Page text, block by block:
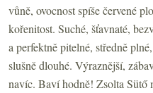
vůně, ovocnost spíše červené
kořenitost. Suché, šťavnaté,
a perfektně pitelné, středně
slušně dlouhé. Výraznější,
navíc. Baví hodně! Zsolta Sütő